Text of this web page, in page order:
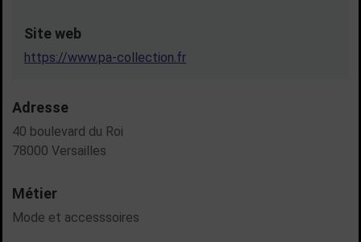
Adresse
40 boulevard du Roi
78000 Versailles
Métier
Mode et accesssoires
Site web
https://www.pa-collection.fr